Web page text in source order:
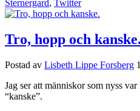
Sternergard, Twitter
Tro, hopp och kanske.
Postad av Lisbeth Lippe Forsberg
Jag ser att människor som nyss
“kanske”.